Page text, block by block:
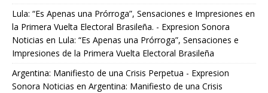
Lula: “Es Apenas una Prórroga”, Sensaciones e Impresiones en
la Primera Vuelta Electoral Brasileña. - Expresion Sonora
Noticias en Lula: “Es Apenas una Prórroga”, Sensaciones e
Impresiones de la Primera Vuelta Electoral Brasileña
Argentina: Manifiesto de una Crisis Perpetua - Expresion
Sonora Noticias en Argentina: Manifiesto de una Crisis